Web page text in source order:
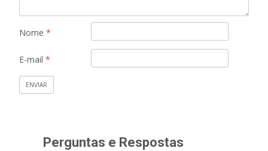
Nome *
E-mail *
Perguntas e Respostas